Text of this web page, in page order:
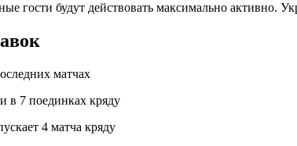
гости будут действовать максимально активно.
матчах
в 7 поединках кряду
4 матча кряду